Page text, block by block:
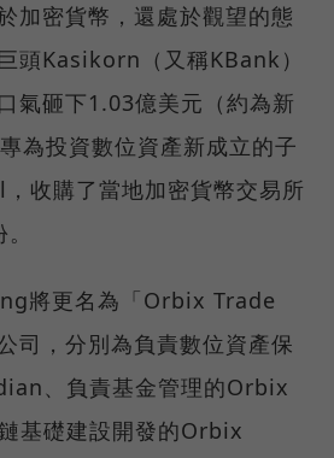
加密貨幣，還處於觀望的態
頭Kasikorn（又稱KBank）
氣砸下1.03億美元（約為新
為投資數位資產新成立的子
收購了當地加密貨幣交易所
將更名為「Orbix Trade
司，分別為負責數位資產保
、負責基金管理的Orbix
基礎建設開發的Orbix